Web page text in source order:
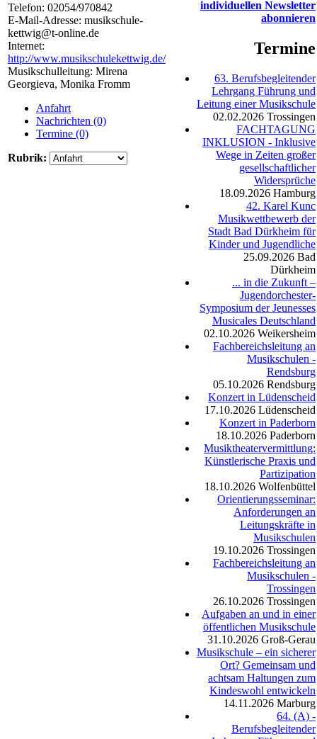
Telefon: 02054/970842
E-Mail-Adresse: musikschule-
kettwig@t-online.de
Internet:
http://www.musikschulekettwig.de/
Musikschulleitung: Mirena
Georgieva, Monika Fromm
Anfahrt
Nachrichten (0)
Termine (0)
Rubrik:
individuellen Newsletter
abonnieren
Termine
63. Berufsbegleitender
Lehrgang Führung und
Leitung einer Musikschule
02.02.2026 Trossingen
FACHTAGUNG
INKLUSION - Inklusive
Wege in Zeiten großer
gesellschaftlicher
Widersprüche
18.09.2026 Hamburg
42. Karel Kunc
Musikwettbewerb der
Stadt Bad Dürkheim für
Kinder und Jugendliche
25.09.2026 Bad
Dürkheim
... in die Zukunft –
Jugendorchester-
Symposium der Jeunesses
Musicales Deutschland
02.10.2026 Weikersheim
Fachbereichsleitung an
Musikschulen -
Rendsburg
05.10.2026 Rendsburg
Konzert in Lüdenscheid
17.10.2026 Lüdenscheid
Konzert in Paderborn
18.10.2026 Paderborn
Musiktheatervermittlung:
Künstlerische Praxis und
Partizipation
18.10.2026 Wolfenbüttel
Orientierungsseminar:
Anforderungen an
Leitungskräfte in
Musikschulen
19.10.2026 Trossingen
Fachbereichsleitung an
Musikschulen -
Trossingen
26.10.2026 Trossingen
Aufgaben an und in einer
öffentlichen Musikschule
31.10.2026 Groß-Gerau
Musikschule – ein sicherer
Ort? Gemeinsam und
achtsam Haltungen zum
Kindeswohl entwickeln
14.11.2026 Marburg
64. (A) -
Berufsbegleitender